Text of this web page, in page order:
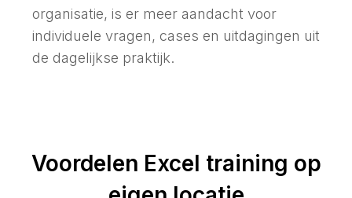
organisatie, is er meer aandacht voor
individuele vragen, cases en uitdagingen uit
de dagelijkse praktijk.
Voordelen Excel training op